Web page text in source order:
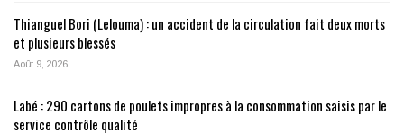
Thianguel Bori (Lelouma) : un accident de la circulation fait deux morts
et plusieurs blessés
Août 9, 2026
Labé : 290 cartons de poulets impropres à la consommation saisis par le
service contrôle qualité